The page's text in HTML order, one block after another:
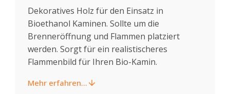
Dekoratives Holz für den Einsatz in
Bioethanol Kaminen. Sollte um die
Brenneröffnung und Flammen platziert
werden. Sorgt für ein realistischeres
Flammenbild für Ihren Bio-Kamin.
Mehr erfahren...